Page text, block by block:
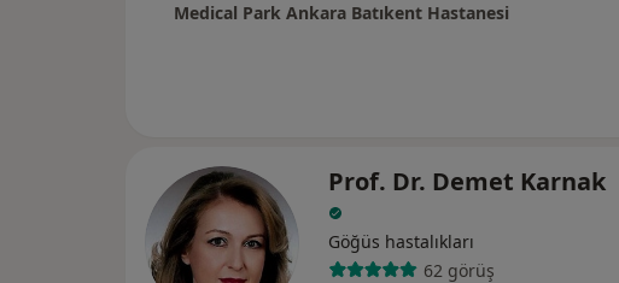
Medical Park Ankara Batıkent Hastanesi
Prof. Dr. Demet Karnak
Göğüs hastalıkları
62 görüş